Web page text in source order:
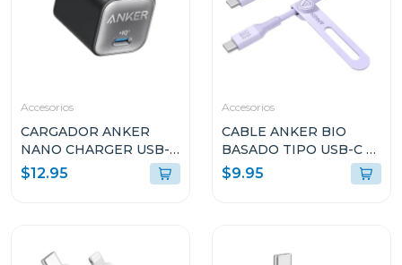
Accesorios
CARGADOR ANKER
NANO CHARGER USB-C
30W NEGRO A2147J11
$12.95
Accesorios
CABLE ANKER BIO
BASADO TIPO USB-C A
USB-C 3FT DE CARGA
RÁPIDA VIOLETA
$9.95